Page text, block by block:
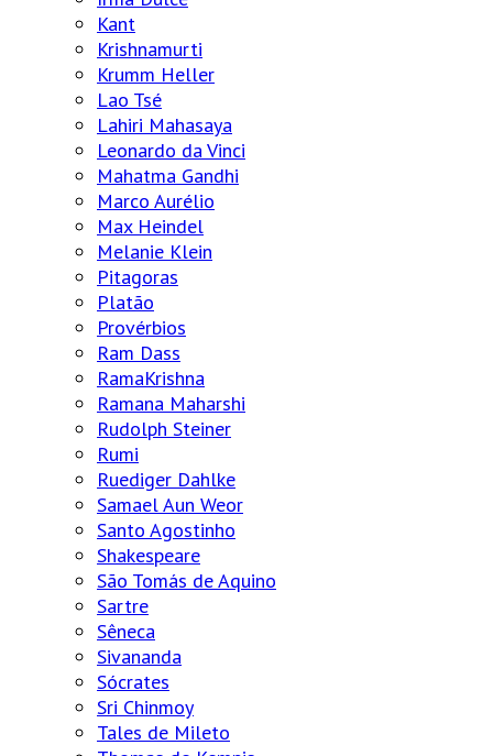
Kant
Krishnamurti
Krumm Heller
Lao Tsé
Lahiri Mahasaya
Leonardo da Vinci
Mahatma Gandhi
Marco Aurélio
Max Heindel
Melanie Klein
Pitagoras
Platão
Provérbios
Ram Dass
RamaKrishna
Ramana Maharshi
Rudolph Steiner
Rumi
Ruediger Dahlke
Samael Aun Weor
Santo Agostinho
Shakespeare
São Tomás de Aquino
Sartre
Sêneca
Sivananda
Sócrates
Sri Chinmoy
Tales de Mileto